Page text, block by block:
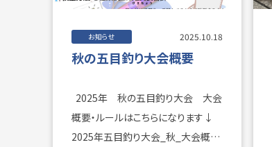
お知らせ 2025.10.18
秋の五目釣り大会概要
概要・ルールはこちらになります↓
2025年五目釣り大会_秋_大会概要